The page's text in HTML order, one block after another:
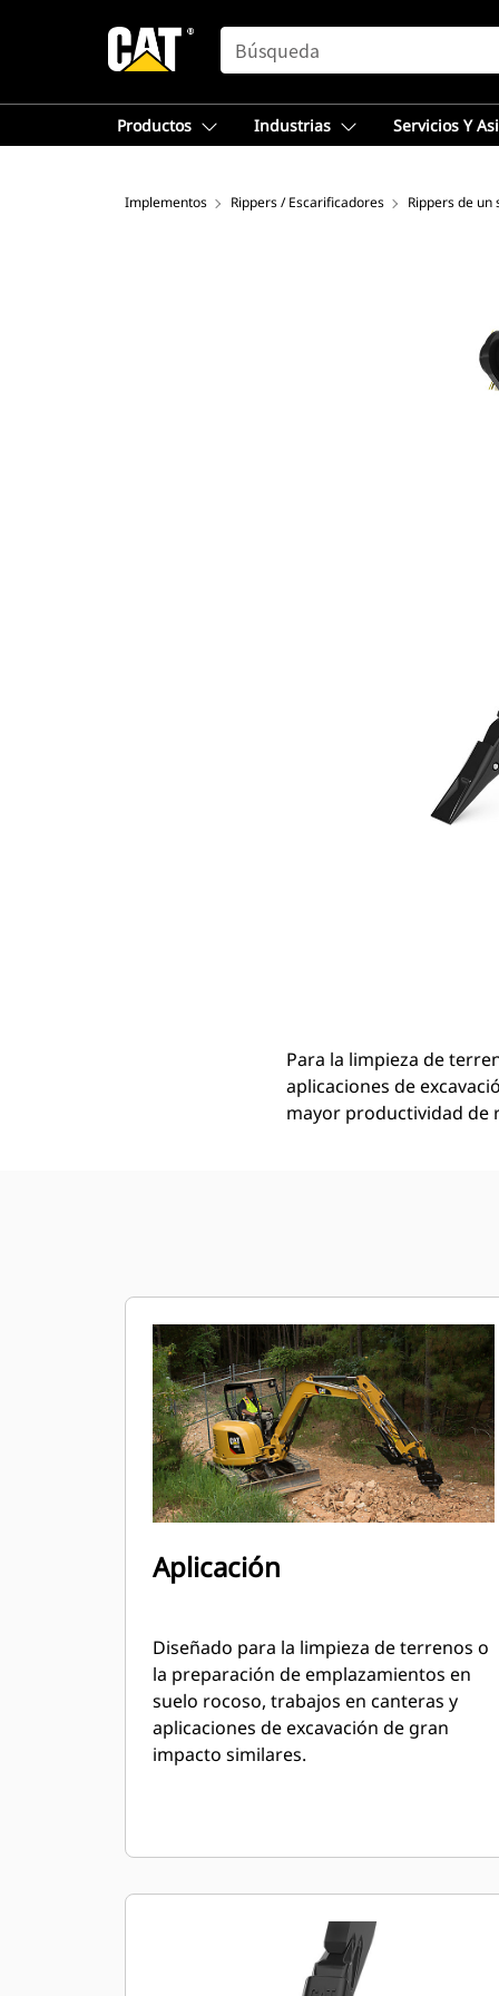
SEARCH
Productos Industrias Servicios Y
Implementos Rippers / Escarificadores Rippers de un
Para la limpieza de
aplicaciones de
mayor productividad de
Aplicación
Diseñado para la limpieza de terrenos o
la preparación de emplazamientos en
suelo rocoso, trabajos en canteras y
aplicaciones de excavación de gran
impacto similares.